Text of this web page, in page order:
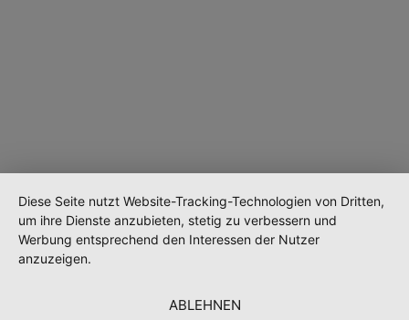
Diese Seite nutzt Website-Tracking-Technologien von Dritten,
um ihre Dienste anzubieten, stetig zu verbessern und
Werbung entsprechend den Interessen der Nutzer
anzuzeigen.
ABLEHNEN